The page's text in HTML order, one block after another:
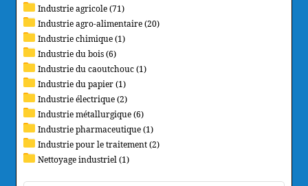
Industrie agricole (71)
Industrie agro-alimentaire (20)
Industrie chimique (1)
Industrie du bois (6)
Industrie du caoutchouc (1)
Industrie du papier (1)
Industrie électrique (2)
Industrie métallurgique (6)
Industrie pharmaceutique (1)
Industrie pour le traitement (2)
Nettoyage industriel (1)